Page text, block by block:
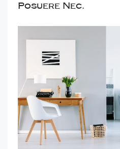
Posuere Nec.